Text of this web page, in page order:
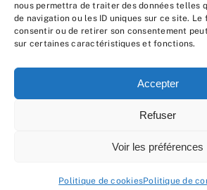
nous permettra de traiter des données telles
de navigation ou les ID uniques sur ce site. Le
consentir ou de retirer son consentement
sur certaines caractéristiques et fonctions.
Accepter
Refuser
Voir les préférences
Politique de cookiesPolitique de
Mentions
légales